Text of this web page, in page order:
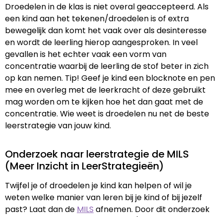
Droedelen in de klas is niet overal geaccepteerd. Als
een kind aan het tekenen/droedelen is of extra
bewegelijk dan komt het vaak over als desinteresse
en wordt de leerling hierop aangesproken. In veel
gevallen is het echter vaak een vorm van
concentratie waarbij de leerling de stof beter in zich
op kan nemen. Tip! Geef je kind een blocknote en pen
mee en overleg met de leerkracht of deze gebruikt
mag worden om te kijken hoe het dan gaat met de
concentratie. Wie weet is droedelen nu net de beste
leerstrategie van jouw kind.
Onderzoek naar leerstrategie de MILS
(Meer Inzicht in LeerStrategieën)
Twijfel je of droedelen je kind kan helpen of wil je
weten welke manier van leren bij je kind of bij jezelf
past? Laat dan de MILS afnemen. Door dit onderzoek